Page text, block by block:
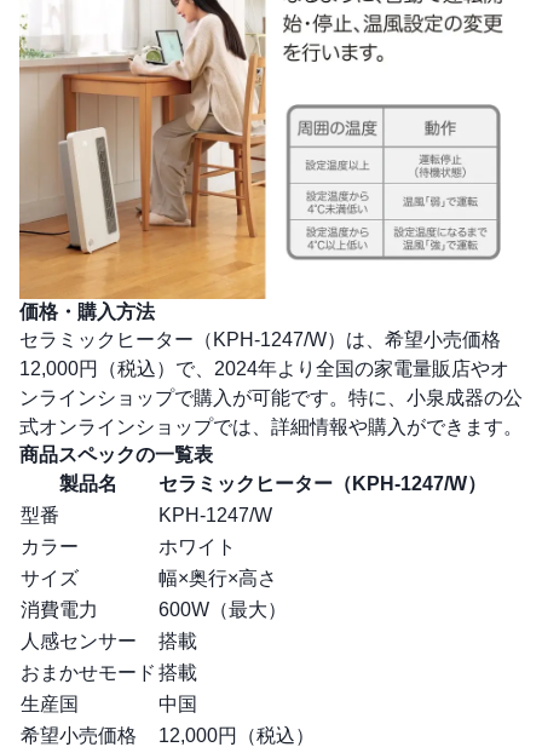
価格・購入方法
セラミックヒーター（KPH-1247/W）は、希望小売価格
12,000円（税込）で、2024年より全国の家電量販店やオ
ンラインショップで購入が可能です。特に、小泉成器の公
式オンラインショップでは、詳細情報や購入ができます。
商品スペックの一覧表
製品名
セラミックヒーター（KPH-1247/W）
型番
KPH-1247/W
カラー
ホワイト
サイズ
幅×奥行×高さ
消費電力
600W（最大）
人感センサー
搭載
おまかせモード 搭載
生産国
中国
希望小売価格
12,000円（税込）